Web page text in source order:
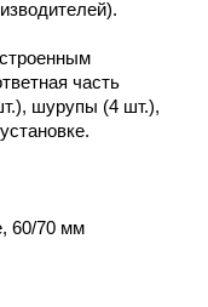
часть
шурупы (4 шт.),
60/70 мм